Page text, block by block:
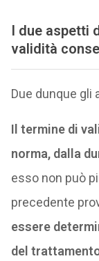
I due aspetti
validità
Due dunque gli
Il termine di
norma, dalla
esso non può
precedente
essere
del